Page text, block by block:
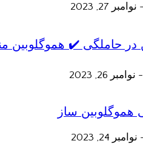
نوامبر 27, 2023
در حاملگی ✔️ هموگلوبین
نوامبر 26, 2023
هموگلوبین ساز
نوامبر 24, 2023